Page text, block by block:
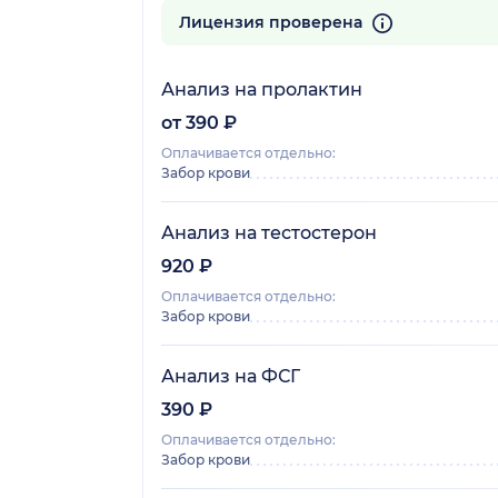
161 отзыв
Лицензия проверена
Анализ на пролактин
от 390 ₽
Оплачивается отдельно:
Забор крови
Анализ на тестостерон
920 ₽
Оплачивается отдельно:
Забор крови
Анализ на ФСГ
390 ₽
Оплачивается отдельно:
Забор крови